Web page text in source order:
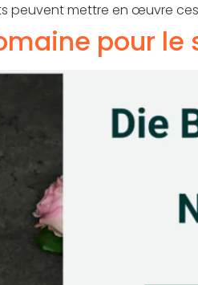
peuvent mettre en œuvre
pour le